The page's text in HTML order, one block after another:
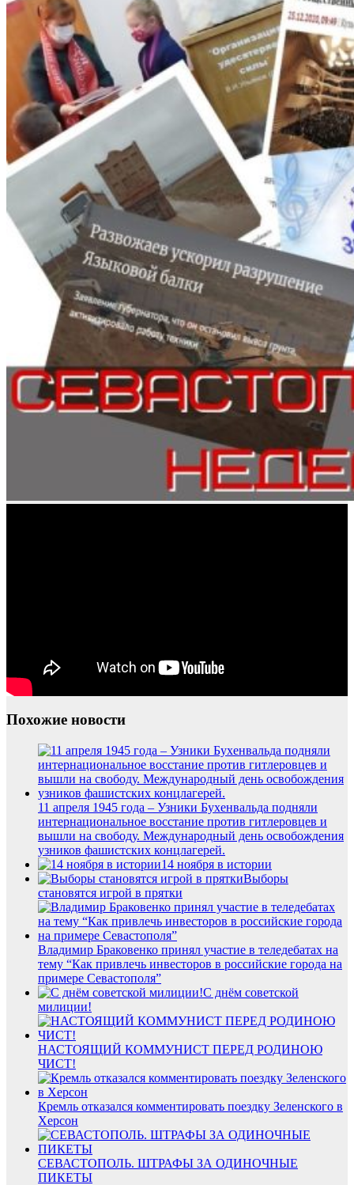
Похожие новости
11 апреля 1945 года – Узники Бухенвальда подняли
интернациональное восстание против гитлеровцев и
вышли на свободу. Международный день освобождения
узников фашистских концлагерей.
14 ноября в истории
Выборы
становятся игрой в прятки
Владимир Браковенко принял участие в теледебатах на
тему “Как привлечь инвесторов в российские города на
примере Севастополя”
С днём советской
милиции!
НАСТОЯЩИЙ КОММУНИСТ ПЕРЕД РОДИНОЮ
ЧИСТ!
Кремль отказался комментировать поездку Зеленского в
Херсон
СЕВАСТОПОЛЬ. ШТРАФЫ ЗА ОДИНОЧНЫЕ
ПИКЕТЫ